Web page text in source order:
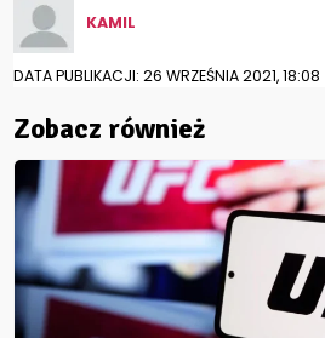
KAMIL
DATA PUBLIKACJI: 26 WRZEŚNIA 2021, 18:08
Zobacz również